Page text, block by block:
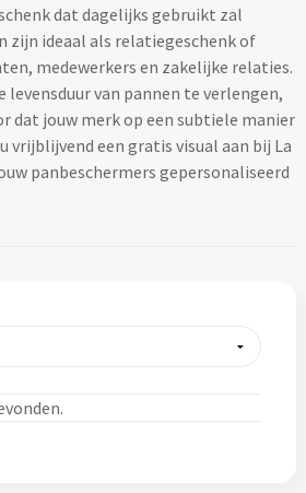
bedrukken
Strandlakens
& strandlakens
dat dagelijks gebruikt zal
zijn ideaal als relatiegeschenk of
medewerkers en zakelijke relaties.
levensduur van pannen te verlengen,
dat jouw merk op een subtiele manier
vrijblijvend een gratis visual aan bij La
panbeschermers gepersonaliseerd